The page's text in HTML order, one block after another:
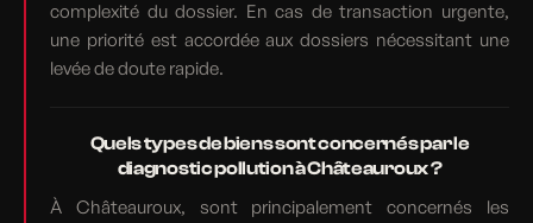
complexité du dossier. En cas de transaction urgente,
une priorité est accordée aux dossiers nécessitant une
levée de doute rapide.
Quels types de biens sont concernés par le
diagnostic pollution à Châteauroux ?
À Châteauroux, sont principalement concernés les